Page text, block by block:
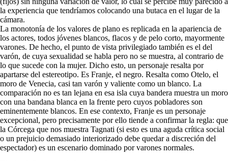
la experiencia que tendríamos colocando una butaca en el lugar de la
cámara.
La monotonía de los valores de plano es replicada en la apariencia de
los actores, todos jóvenes blancos, flacos y de pelo corto, mayormente
varones. De hecho, el punto de vista privilegiado también es el del
varón, de cuya sexualidad se habla pero no se muestra, al contrario de
lo que sucede con la mujer. Dicho esto, un personaje resalta por
apartarse del estereotipo. Es Franje, el negro. Resalta como Otelo, el
moro de Venecia, casi tan varón y valiente como un blanco. La
comparación no es tan lejana en esa isla cuya bandera muestra un moro
con una bandana blanca en la frente pero cuyos pobladores son
eminentemente blancos. En ese contexto, Franje es un personaje
excepcional, pero precisamente por ello tiende a confirmar la regla: que
la Córcega que nos muestra Tagnati (si esto es una aguda crítica social
o un prejuicio demasiado interiorizado debe quedar a discreción del
espectador) es un escenario dominado por varones normales.